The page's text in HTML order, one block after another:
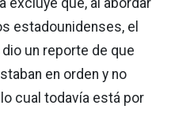
excluye que, al abordar
estadounidenses, el
un reporte de que
en orden y no
cual todavía está por